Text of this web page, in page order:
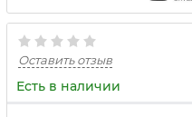
Оставить отзыв
Есть в наличии